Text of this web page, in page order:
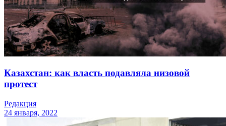
Казахстан: как власть подавляла низовой
протест
Редакция
24 января, 2022